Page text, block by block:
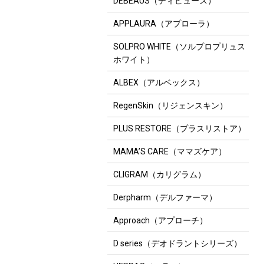
APPLAURA（アプローラ）
SOLPRO WHITE（ソルプロプリュス
ホワイト）
ALBEX（アルベックス）
RegenSkin（リジェンスキン）
PLUS RESTORE（プラスリストア）
MAMA’S CARE（ママズケア）
CLIGRAM（カリグラム）
Derpharm（デルファーマ）
Approach（アプローチ）
D series（デオドラントシリーズ）